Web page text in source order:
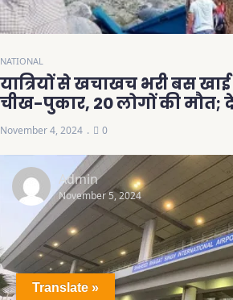
NATIONAL
यात्रियों से खचाखच भरी बस
चीख-पुकार, 20 लोगों की मौत;
November 4, 2024 0
Admin
November 5, 2024
Translate »